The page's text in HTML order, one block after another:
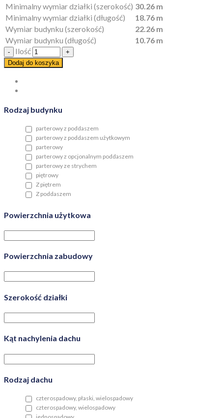
Minimalny wymiar działki (szerokość) 30.26 m
Minimalny wymiar działki (długość)
18.76 m
Wymiar budynku (szerokość)
22.26 m
Wymiar budynku (długość)
10.76 m
Ilość
Dodaj do koszyka
Rodzaj budynku
parterowy z poddaszem
parterowy z poddaszem użytkowym
parterowy
parterowy z opcjonalnym poddaszem
parterowy ze strychem
piętrowy
Z piętrem
Z poddaszem
Powierzchnia użytkowa
Powierzchnia zabudowy
Szerokość działki
Kąt nachylenia dachu
Rodzaj dachu
czterospadowy, płaski, wielospadowy
czterospadowy, wielospadowy